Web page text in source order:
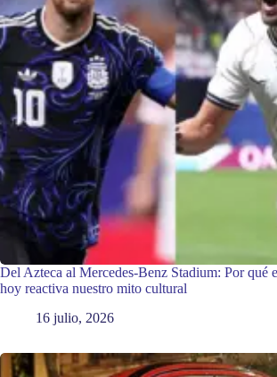
Del Azteca al Mercedes-Benz Stadium: Por qué
hoy reactiva nuestro mito cultural
16 julio, 2026